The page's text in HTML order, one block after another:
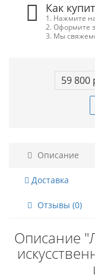
Как
1. Нажмите
2. Оформите
3. Мы
59 800
Описание
Доставка
Отзывы (0)
Описание